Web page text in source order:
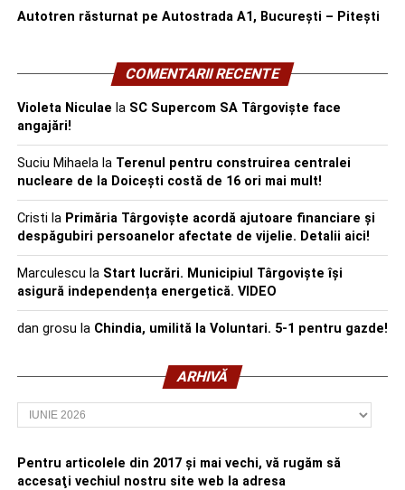
Autotren răsturnat pe Autostrada A1, București – Pitești
COMENTARII RECENTE
Violeta Niculae la SC Supercom SA Târgoviște face
angajări!
Suciu Mihaelala Terenul pentru construirea centralei
nucleare de la Doicești costă de 16 ori mai mult!
Cristi la Primăria Târgoviște acordă ajutoare financiare și
despăgubiri persoanelor afectate de vijelie. Detalii aici!
Marculescu la Start lucrări. Municipiul Târgoviște își
asigură independența energetică. VIDEO
dan grosu la Chindia, umilită la Voluntari. 5-1 pentru gazde!
ARHIVĂ
Arhivă
Pentru articolele din 2017 şi mai vechi, vă rugăm să
accesaţi vechiul nostru site web la adresa